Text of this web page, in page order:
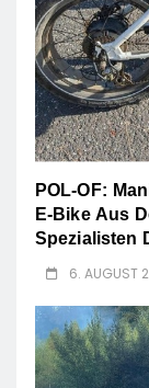
POL-OF:
E-Bike Aus
Spezialisten
6. AUGUST